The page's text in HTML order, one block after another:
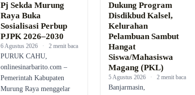
Pj Sekda Murung
Raya Buka
Sosialisasi Perbup
PJPK 2026–2030
6 Agustus 2026 · 2 menit baca
PURUK CAHU,
onlinesinarbarito.com –
Pemerintah Kabupaten
Murung Raya menggelar
Dukung Program
Disdikbud Kalsel,
Kelurahan
Pelambuan Sambut
Hangat
Siswa/Mahasiswa
Magang (PKL)
5 Agustus 2026 · 2 menit baca
Banjarmasin,